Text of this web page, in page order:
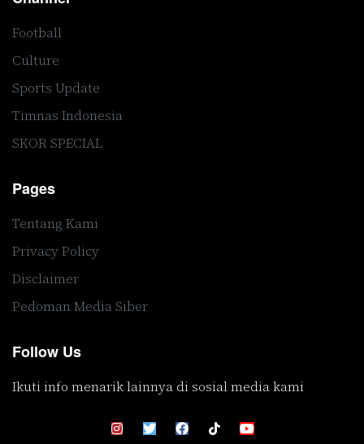
Football
Culture
Sports Update
Timnas Indonesia
SKOR SPECIAL
Pages
Tentang Kami
Privacy Policy
Disclaimer
Pedoman Media Siber
Follow Us
Ikuti info menarik lainnya di sosial media kami